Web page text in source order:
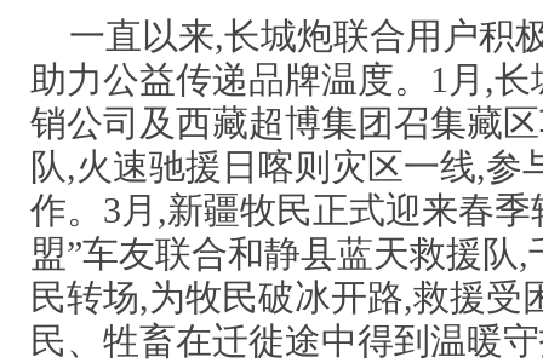
一直以来,长城炮联合用户积
助力公益传递品牌温度。1月,
销公司及西藏超博集团召集藏
队,火速驰援日喀则灾区一线,参
作。3月,新疆牧民正式迎来春
盟”车友联合和静县蓝天救援队
民转场,为牧民破冰开路,救援受
民、牲畜在迁徙途中得到温暖